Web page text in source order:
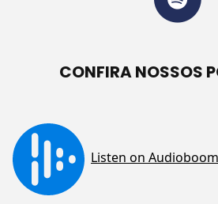
CONFIRA NOSSOS